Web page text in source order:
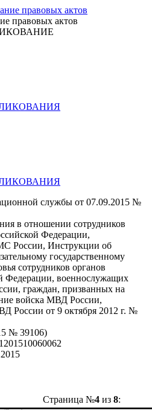
правовых актов
службы от 07.09.2015 №
в отношении сотрудников
Федерации,
России, Инструкции об
государственному
сотрудников органов
Федерации, военнослужащих
граждан, призванных на
войска МВД России,
России от 9 октября 2012 г. №
№ 39106)
Страница №4из 8: